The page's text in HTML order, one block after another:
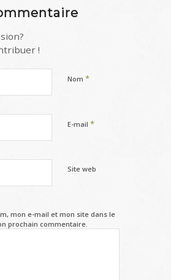
!
Nom *
E-mail *
Site web
mon e-mail et mon site dans le
prochain commentaire.